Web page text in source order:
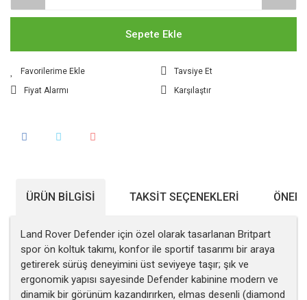
Sepete Ekle
Tavsiye Et
Fiyat Alarmı
Karşılaştır
ÜRÜN BILGISI TAKSIT SEÇENEKLERI
Land Rover Defender için özel olarak tasarlanan Britpart
spor ön koltuk takımı, konfor ile sportif tasarımı bir araya
getirerek sürüş deneyimini üst seviyeye taşır; şık ve
ergonomik yapısı sayesinde Defender kabinine modern ve
dinamik bir görünüm kazandırırken, elmas desenli (diamond